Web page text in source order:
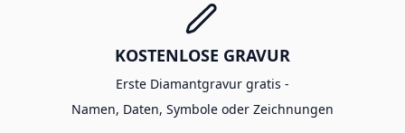
KOSTENLOSE GRAVUR
Erste Diamantgravur gratis -
Namen, Daten, Symbole oder Zeichnungen